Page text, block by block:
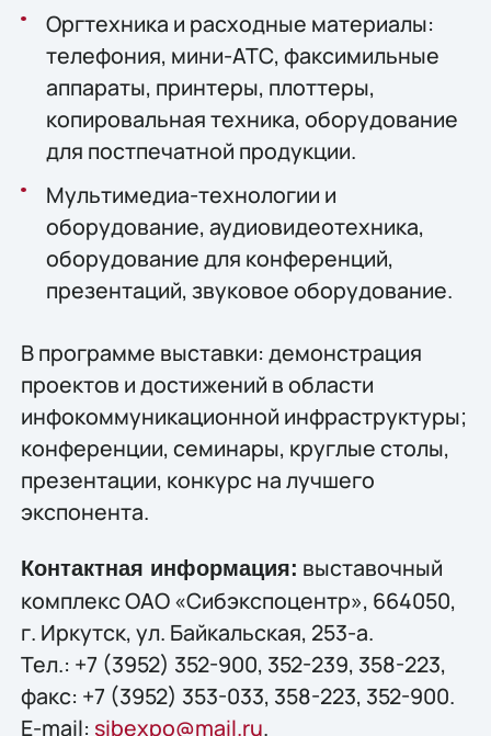
Оргтехника и расходные материалы:
телефония, мини-АТС, факсимильные
аппараты, принтеры, плоттеры,
копировальная техника, оборудование
для постпечатной продукции.
Мультимедиа-технологии и
оборудование, аудиовидеотехника,
оборудование для конференций,
презентаций, звуковое оборудование.
В программе выставки: демонстрация
проектов и достижений в области
инфокоммуникационной инфраструктуры;
конференции, семинары, круглые столы,
презентации, конкурс на лучшего
экспонента.
Контактная информация: выставочный
комплекс ОАО «Сибэкспоцентр», 664050,
г. Иркутск, ул. Байкальская, 253-а.
Тел.: +7 (3952) 352-900, 352-239, 358-223,
факс: +7 (3952) 353-033, 358-223, 352-900.
E-mail: sibexpo@mail.ru.